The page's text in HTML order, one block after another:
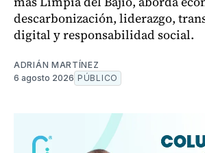
descarbonización, liderazgo,
digital y responsabilidad social.
ADRIÁN MARTÍNEZ
6 agosto 2026 PÚBLICO